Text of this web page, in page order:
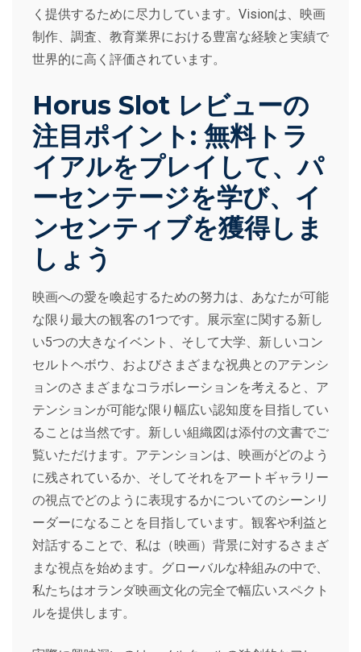
く提供するために尽力しています。Visionは、映画
制作、調査、教育業界における豊富な経験と実績で
世界的に高く評価されています。
Horus Slot レビューの
注目ポイント: 無料トラ
イアルをプレイして、パ
ーセンテージを学び、イ
ンセンティブを獲得しま
しょう
映画への愛を喚起するための努力は、あなたが可能
な限り最大の観客の1つです。展示室に関する新し
い5つの大きなイベント、そして大学、新しいコン
セルトヘボウ、およびさまざまな祝典とのアテンシ
ョンのさまざまなコラボレーションを考えると、ア
テンションが可能な限り幅広い認知度を目指してい
ることは当然です。新しい組織図は添付の文書でご
覧いただけます。アテンションは、映画がどのよう
に残されているか、そしてそれをアートギャラリー
の視点でどのように表現するかについてのシーンリ
ーダーになることを目指しています。観客や利益と
対話することで、私は（映画）背景に対するさまざ
まな視点を始めます。グローバルな枠組みの中で、
私たちはオランダ映画文化の完全で幅広いスペクト
ルを提供します。